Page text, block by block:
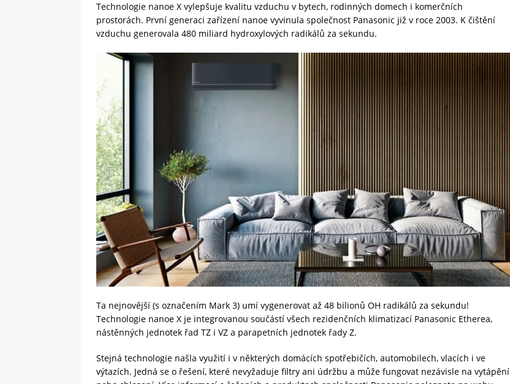
Technologie nanoe X vylepšuje kvalitu vzduchu v bytech, rodinných domech i komerčních
prostorách. První generaci zařízení nanoe vyvinula společnost Panasonic již v roce 2003. K čištění
vzduchu generovala 480 miliard hydroxylových radikálů za sekundu.
Ta nejnovější (s označením Mark 3) umí vygenerovat až 48 bilionů OH radikálů za sekundu!
Technologie nanoe X je integrovanou součástí všech rezidenčních klimatizací Panasonic Etherea,
nástěnných jednotek řad TZ i VZ a parapetních jednotek řady Z.
Stejná technologie našla využití i v některých domácích spotřebičích, automobilech, vlacích i ve
výtazích. Jedná se o řešení, které nevyžaduje filtry ani údržbu a může fungovat nezávisle na vytápění